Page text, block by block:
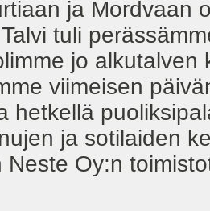
ja Mordvaan
tuli
jo
viimeisen
hetkellä
ja sotilaiden
Neste Oy:n